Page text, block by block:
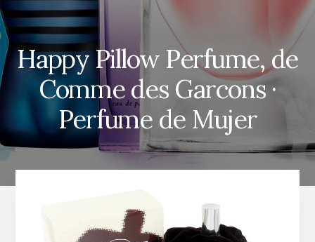
Happy Pillow Perfume, de
Comme des Garcons ·
Perfume de Mujer